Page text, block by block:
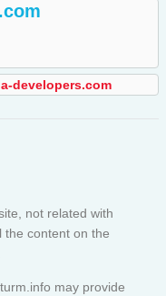
developers.com
not related with
the content on the
may provide